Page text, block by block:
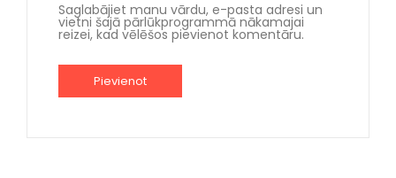
Saglabājiet manu vārdu, e-pasta adresi un
vietni šajā pārlūkprogrammā nākamajai
reizei, kad vēlēšos pievienot komentāru.